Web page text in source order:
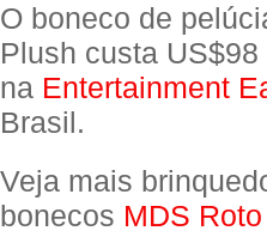
O boneco de
Plush custa
na Entertainment
Brasil.
Veja mais
bonecos MDS